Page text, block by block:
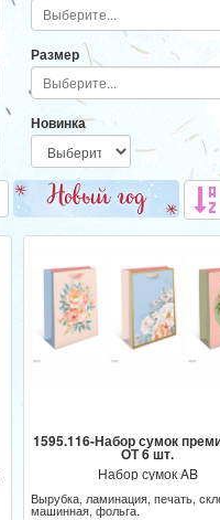
Размер
Новинка
1595.116-Набор сумок
ОТ 6 шт.
Набор сумок AB
Вырубка, ламинация, печать,
машинная, фольга.